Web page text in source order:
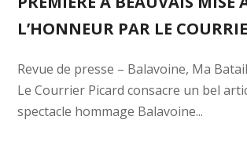
L’HONNEUR PAR LE
Revue de presse – Balavoine, Ma
Le Courrier Picard consacre un bel
spectacle hommage Balavoine...